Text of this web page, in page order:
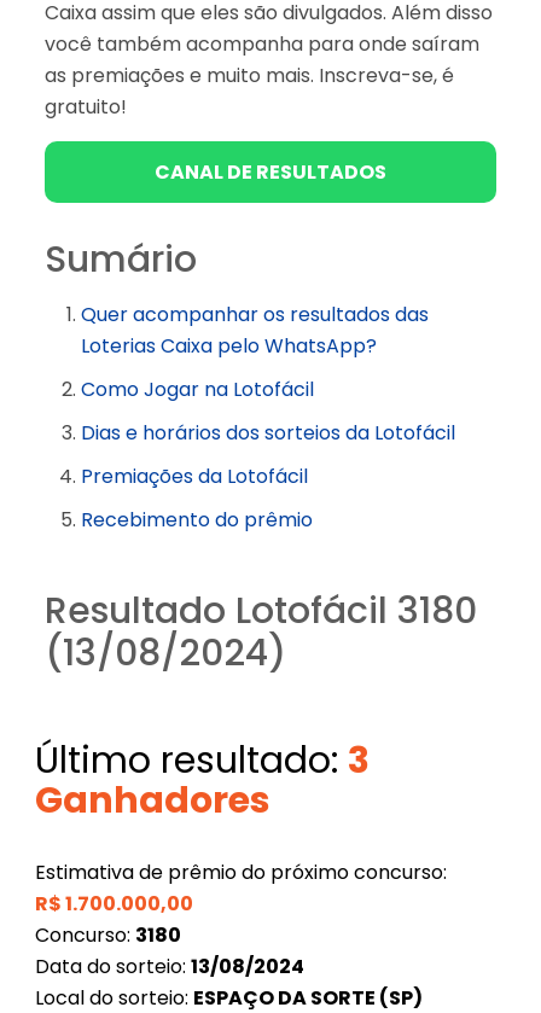
Caixa assim que eles são divulgados. Além disso
você também acompanha para onde saíram
as premiações e muito mais. Inscreva-se, é
gratuito!
CANAL DE RESULTADOS
Sumário
Quer acompanhar os resultados das
Loterias Caixa pelo WhatsApp?
Como Jogar na Lotofácil
Dias e horários dos sorteios da Lotofácil
Premiações da Lotofácil
Recebimento do prêmio
Resultado Lotofácil 3180
(13/08/2024)
Último resultado: 3
Ganhadores
Estimativa de prêmio do próximo concurso:
R$1.700.000,00
Concurso: 3180
Data do sorteio: 13/08/2024
Local do sorteio: ESPAÇO DA SORTE (SP)